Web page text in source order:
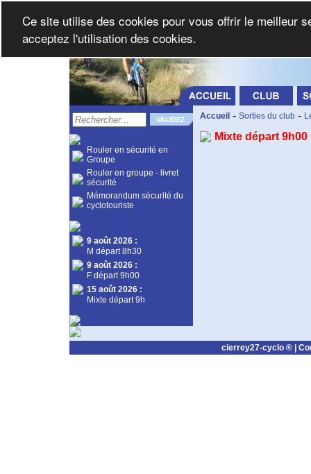
Rouler en sécurité en
Groupe
Rouler en groupe - livret
sécurité
Mémorandum sécurité du
cyclotouriste
9 août 2026 :
M départ 8h30
9 août 2026 :
F départ 9h00
15 août 2026 :
Mixte départ 9h
Accueil - Sorties du club -
Mixte départ 9h00
cierrey27-cyclo ® |
Ce site utilise des cookies pour vous offrir le meilleur
acceptez l'utilisation des cookies.